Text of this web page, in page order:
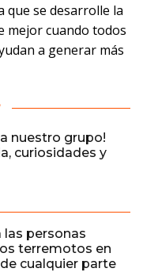
que se desarrolle la
mejor cuando todos
a generar más
a nuestro grupo!
curiosidades y
las personas
terremotos en
cualquier parte